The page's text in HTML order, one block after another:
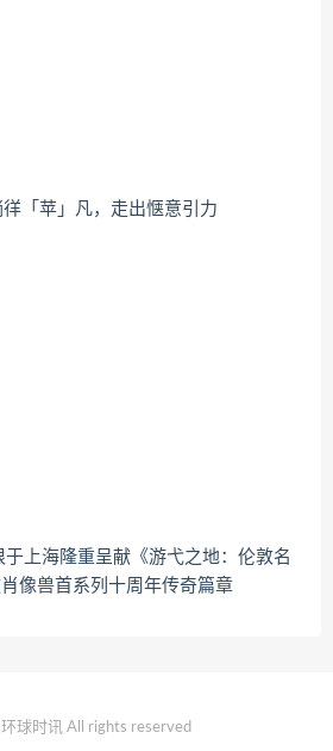
「苹」凡，走出惬意引力
于上海隆重呈献《游弋之地：伦敦名
像兽首系列十周年传奇篇章
球时讯 All rights reserved